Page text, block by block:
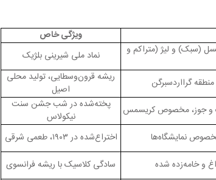
ویژگی خاص
(سبک) و لیژ (متراکم و
نماد ملی شیرینی بلژیک
گرااردسبرگن
ریشه قرون‌وسطایی، تولید محلی
اصیل
و جوز، مخصوص کریسمس
پخته‌شده در شب جشن سنت
نیکولاس
نمایشگاه‌ها
اختراع‌شده در ۱۹۰۳، طعمی شرقی
و خامه‌زده شده
سادگی کلاسیک با ریشه فرانسوی